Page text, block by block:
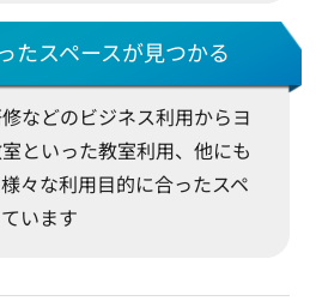
たスペースが見つかる
などのビジネス利用からヨ
といった教室利用、他にも
々な利用目的に合ったスペ
います